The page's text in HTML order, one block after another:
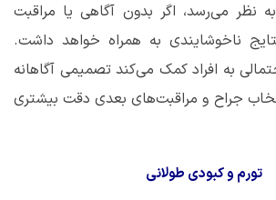
نظر می‌رسد، اگر بدون آگاهی یا مراقبت
ناخوشایندی به همراه خواهد داشت.
به افراد کمک می‌کند تصمیمی آگاهانه
جراح و مراقبت‌های بعدی دقت بیشتری
تورم و کبودی طولانی